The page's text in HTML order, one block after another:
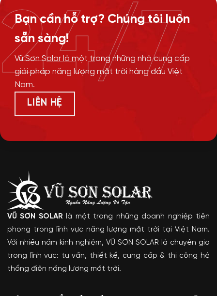
Bạn cần hỗ trợ? Chúng tôi luôn
sẵn sàng!
Vũ Sơn Solar là một trong những nhà cung cấp
giải pháp năng lượng mặt trời hàng đầu Việt
Nam.
LIÊN HỆ
24/7
VŨ SƠN SOLAR là một trong những doanh nghiệp tiên
phong trong lĩnh vực năng lượng mặt trời tại Việt Nam.
Với nhiều năm kinh nghiệm, VŨ SƠN SOLAR là chuyên gia
trong lĩnh vực: tư vấn, thiết kế, cung cấp & thi công hệ
thống điện năng lượng mặt trời.